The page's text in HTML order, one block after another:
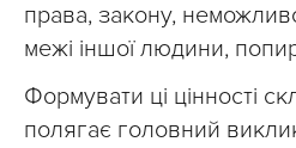
права, закону,
межі іншої людини,
Формувати ці цінності
полягає головний